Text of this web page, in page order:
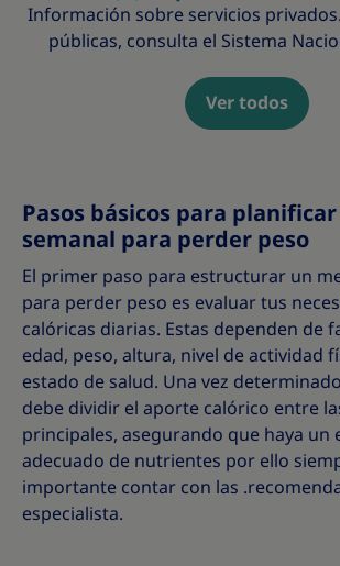
Información sobre servicios
públicas, consulta el Sistema
Ver todos
Pasos básicos para
semanal para perder peso
El primer paso para estructurar un
para perder peso es evaluar tus
calóricas diarias. Estas dependen de
edad, peso, altura, nivel de actividad
estado de salud. Una vez
debe dividir el aporte calórico entre
principales, asegurando que haya un
adecuado de nutrientes por ello
importante contar con las
especialista.